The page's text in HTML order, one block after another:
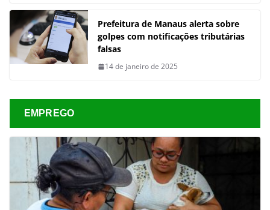
Prefeitura de Manaus alerta sobre
golpes com notificações tributárias
falsas
14 de janeiro de 2025
EMPREGO